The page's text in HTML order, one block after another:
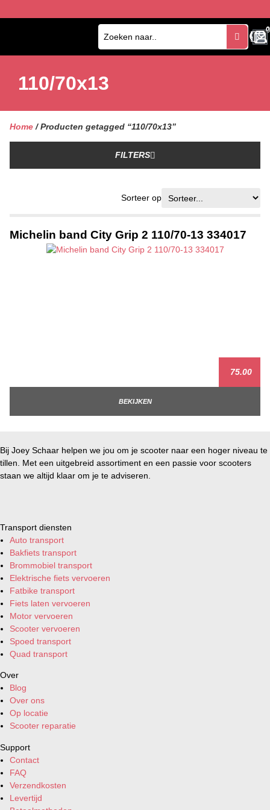
0
0
110/70x13
Home / Producten getagged “110/70x13”
FILTERS
Sorteer op
Michelin band City Grip 2 110/70-13 334017
75.00
BEKIJKEN
Bij Joey Schaar helpen we jou om je scooter naar een hoger niveau te
tillen. Met een uitgebreid assortiment en een passie voor scooters
staan we altijd klaar om je te adviseren.
Transport diensten
Auto transport
Bakfiets transport
Brommobiel transport
Elektrische fiets vervoeren
Fatbike transport
Fiets laten vervoeren
Motor vervoeren
Scooter vervoeren
Spoed transport
Quad transport
Over
Blog
Over ons
Op locatie
Scooter reparatie
Support
Contact
FAQ
Verzendkosten
Levertijd